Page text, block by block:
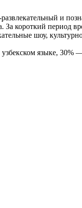
и
За короткий
шоу,
языке, 30%